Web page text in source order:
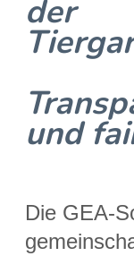
der
und
Die GEA-